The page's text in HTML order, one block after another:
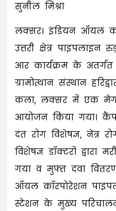
सुनील मिश्रा
लक्सर। इंडियन ऑयल
उत्तरी क्षेत्र
आर कार्यक्रम के
ग्रामोत्थान संस्थान
कला, लक्सर में एक
आयोजन किया गया। कैंप
दंत रोग विशेषज्ञ, नेत्र
विशेषज्ञ डॉक्टरों द्वारा
गया व मुफ्त दवा
ऑयल कॉरपोरेशन
स्टेशन के मुख्य